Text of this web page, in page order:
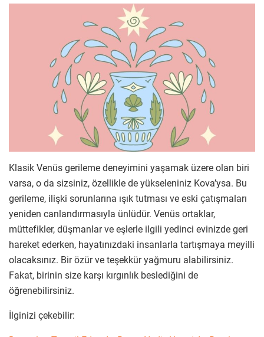
Klasik Venüs gerileme deneyimini yaşamak üzere olan biri
varsa, o da sizsiniz, özellikle de yükseleniniz Kova’ysa. Bu
gerileme, ilişki sorunlarına ışık tutması ve eski çatışmaları
yeniden canlandırmasıyla ünlüdür. Venüs ortaklar,
müttefikler, düşmanlar ve eşlerle ilgili yedinci evinizde geri
hareket ederken, hayatınızdaki insanlarla tartışmaya meyilli
olacaksınız. Bir özür ve teşekkür yağmuru alabilirsiniz.
Fakat, birinin size karşı kırgınlık beslediğini de
öğrenebilirsiniz.
İlginizi çekebilir: